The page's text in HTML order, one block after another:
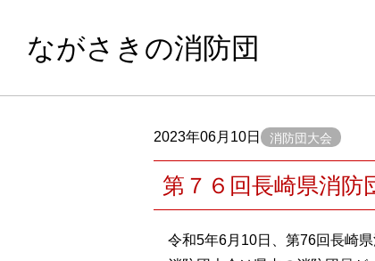
ながさきの消防団
2023年06月10日 消防団大会
第７６回長崎県消防
令和5年6月10日、第76回長崎